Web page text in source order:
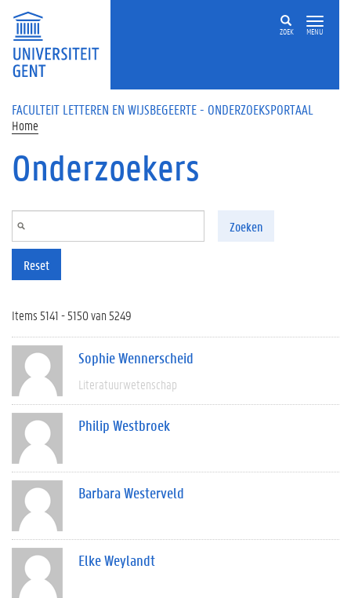
Overslaan en naar de inhoud gaan
ZOEK MENU
FACULTEIT LETTEREN EN WIJSBEGEERTE - ONDERZOEKSPORTAAL
Home
Onderzoekers
Zoeken
Reset
Items 5141 - 5150 van 5249
Sophie Wennerscheid
Literatuurwetenschap
Philip Westbroek
Barbara Westerveld
Elke Weylandt